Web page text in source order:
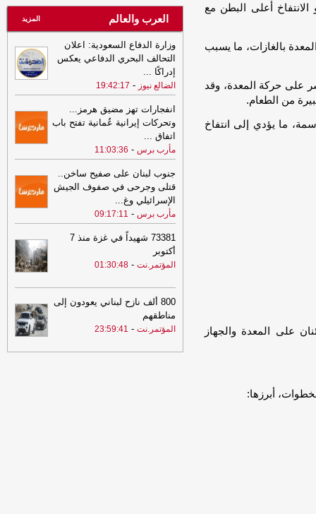
أعلى البطن مع
بالغازات، ما يسبب
على حركة المعدة، وقد
من الطعام.
ما يؤدي إلى انتفاخ
على المعدة والجهاز
أبرزها:
00:54
إصابة 11 مدنياً في اعتداءات
حوثية على نجران والتحالف يتوعد بإجراءات
رادعة-الصهوة يمن
00:49
التحالف يعزي باستشهاد عدد من
قوات الجيش ويجدد دعمه للحكومة
الشرعية
السهوة يمن
قوات الجيش ويجدد دعمه للحكومة
الشرعية- الصهوة يمن
23:34
لإجبارهم على دفع الجبايات..
بمحافظة الحديدة-السهوة يمن
23:34
لإجبارهم على دفع الجبايات..
مليشيا الحوثي تحتجز مزارعي المراوعة
بمحافظة الحديدة-الصهوة يمن
21:53
مشايخ قبائل عبيدة يجددون
تأييدهم للدولة ويعلنون دعم تحركات وزارة
الدفاع في مأرب وحضرموت ويرفضون بياناً
منسوباً للقبيلة-مأرب برس
21:53
مشايخ قبائل عبيدة يجددون
تأييدهم للدولة ويعلنون دعم تحركات وزارة
الدفاع في مأرب وحضرموت ويرفضون بياناً
العرب والعالم المزيد
وزارة الدفاع السعودية: اعلان
التحالف البحري الدفاعي يعكس
إدراكًا ...
الضالع نيوز -
19:42:17
انفجارات تهز مضيق هرمز...
وتحركات إيرانية عُمانية تفتح باب
اتفاق ...
مأرب برس -
11:03:36
جنوب لبنان على صفيح ساخن..
قتلى وجرحى في صفوف الجيش
الإسرائيلي وغ...
مأرب برس -
09:17:11
73381 شهيداً في غزة منذ 7
أكتوبر
المؤتمر.نت -
01:30:48
800 ألف نازح لبناني يعودون إلى
مناطقهم
المؤتمر.نت -
23:59:41